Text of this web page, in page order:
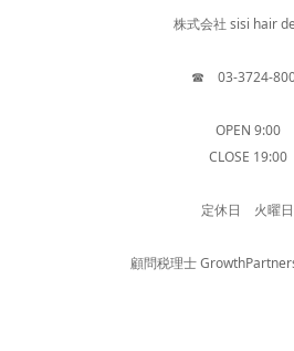
株式会社 sisi hair
☎︎ 03-3724-
OPEN 9:00
CLOSE 19:00
定休日 火曜日
顧問税理士